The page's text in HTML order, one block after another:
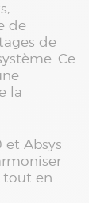
de
de
Ce
la
et Absys
tout en